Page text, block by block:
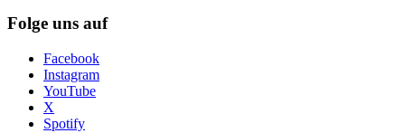
Folge uns auf
Facebook
Instagram
YouTube
X
Spotify